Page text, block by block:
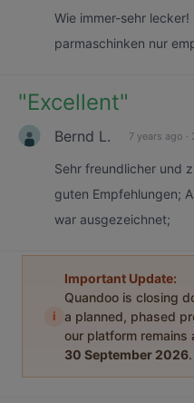
Wie immer-sehr
parmaschinken nur
"Excellent"
Bernd L. 7 years ago ·
Sehr freundlicher und
guten Empfehlungen;
war ausgezeichnet;
i
Important Update:
Quandoo is closing
a planned, phased
our platform remains
30 September 2026.